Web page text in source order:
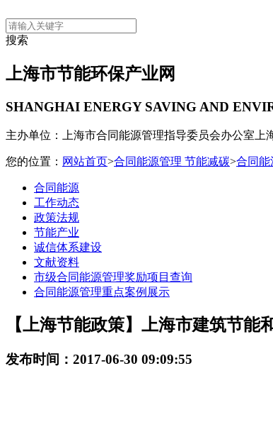
搜索
上海市节能环保产业网
SHANGHAI ENERGY SAVING AND
主办单位：上海市合同能源管理指导委员会办公室
您的位置： 网站首页>合同能源管理 节能减碳>合同能
合同能源
工作动态
政策法规
节能产业
诚信体系建设
文献资料
市级合同能源管理奖励项目查询
合同能源管理重点案例展示
【上海节能政策】上海市建筑节能
发布时间：2017-06-30 09:09:55